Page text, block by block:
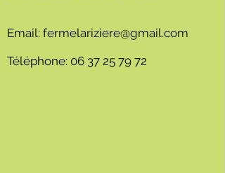
Email: fermelariziere@gmail.com
Téléphone: 06 37 25 79 72